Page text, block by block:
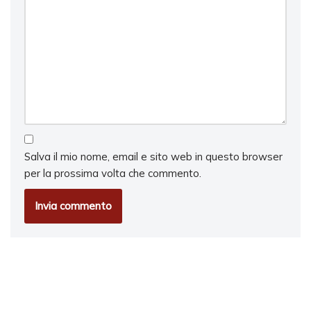
Salva il mio nome, email e sito web in questo browser
per la prossima volta che commento.